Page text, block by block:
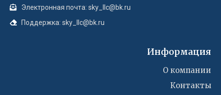
Электронная почта: sky_llc@bk.ru
Поддержка: sky_llc@bk.ru
Информация
О компании
Контакты